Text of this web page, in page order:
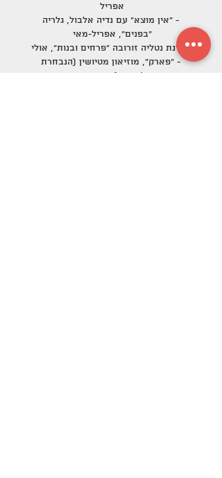
אפריל
- "אין מוצא" עם נדיה אלבול, גלריה
"בפנים", אפריל-מאי
- סדנת נטליה זורובה "פרחים ובנות", אולי
- "פארק", מוזיאון מטיושין (הנבחרת
הלאומית), ספטמבר